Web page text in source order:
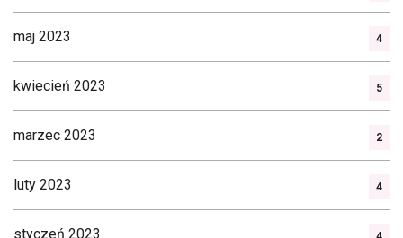
maj 2023 4
kwiecień 2023 5
marzec 2023 2
luty 2023 4
styczeń 2023